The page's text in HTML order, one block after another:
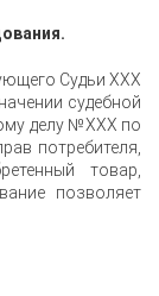
Судьи ХХХ
судебной
делу №ХХХ по
потребителя,
товар,
позволяет